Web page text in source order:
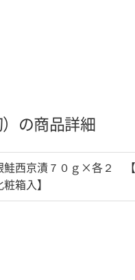
の商品詳細
鮭西京漬７０ｇ×各２ 【
箱入】